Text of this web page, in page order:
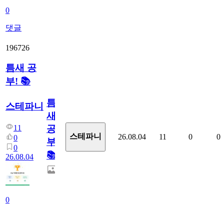
0
댓글
196726
틈새 공
부! 📚
스테파니
11
0
0
26.08.04
0
틈
새
공
부!
📚
스테파니 26.08.04 11 0 0